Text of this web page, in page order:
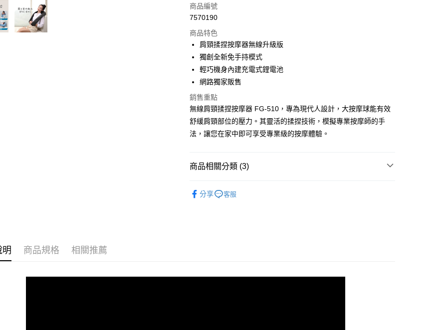
信用卡一次付款
Apple Pay
Google Pay
運送方式
宅配
每筆NT$100，滿NT$1,500(含以上)免運費
商品編號
7570190
商品特色
肩頸揉捏按摩器無線升級版
獨創全新免手持模式
輕巧機身內建充電式鋰電池
網路獨家販售
銷售重點
無線肩頸揉捏按摩器 FG-510，專為現代人設計，大按摩球能有效
舒緩肩頸部位的壓力。其靈活的揉捏技術，模擬專業按摩師的手
法，讓您在家中即可享受專業級的按摩體驗。
商品相關分類 (3)
分享 客服
明 商品規格 相關推薦